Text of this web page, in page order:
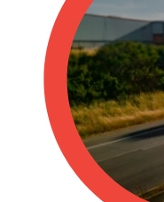
USA & Canada